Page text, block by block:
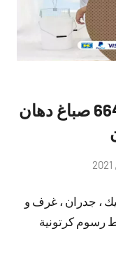
صباغ هندي خيطان 66405052 صباغ دهان
تعليقات
، جدران ، غرف و
رسوم كرتونية